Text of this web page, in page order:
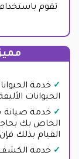
خدمة
الحيوانات
خدمة
الخاص بك
القيام بذلك
خدمة الكشف